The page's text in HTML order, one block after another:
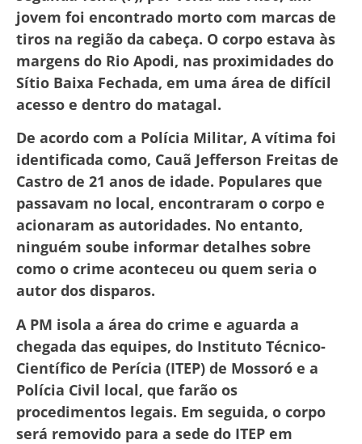
jovem foi encontrado morto com marcas de
tiros na região da cabeça. O corpo estava às
margens do Rio Apodi, nas proximidades do
Sítio Baixa Fechada, em uma área de difícil
acesso e dentro do matagal.
De acordo com a Polícia Militar, A vítima foi
identificada como, Cauã Jefferson Freitas de
Castro de 21 anos de idade. Populares que
passavam no local, encontraram o corpo e
acionaram as autoridades. No entanto,
ninguém soube informar detalhes sobre
como o crime aconteceu ou quem seria o
autor dos disparos.
A PM isola a área do crime e aguarda a
chegada das equipes, do Instituto Técnico-
Científico de Perícia (ITEP) de Mossoró e a
Polícia Civil local, que farão os
procedimentos legais. Em seguida, o corpo
será removido para a sede do ITEP em